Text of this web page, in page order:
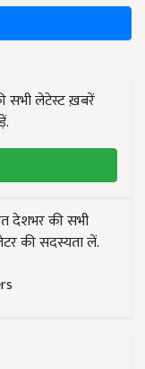
सभी लेटेस्ट ख़बरें
देशभर की सभी
की सदस्यता लें.